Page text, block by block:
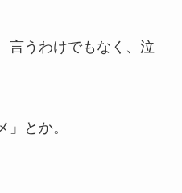
言うわけでもなく、 泣
」 とか。